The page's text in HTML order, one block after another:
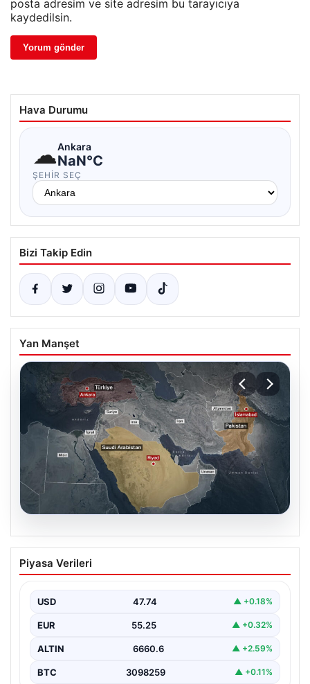
posta adresim ve site adresim bu tarayıcıya
kaydedilsin.
Hava Durumu
☁Ankara
NaN°C
ŞEHIR SEÇ
Bizi Takip Edin
Yan Manşet
Mekke Ortak Savunma Anlaşması ne
anlama geliyor? Türkiye, Suudi
ayrıntılar ortaya çıktı
Piyasa Verileri
USD 47.74 ▲ +0.18%
EUR 55.25 ▲ +0.32%
ALTIN 6660.6 ▲ +2.59%
BTC 3098259 ▲ +0.11%